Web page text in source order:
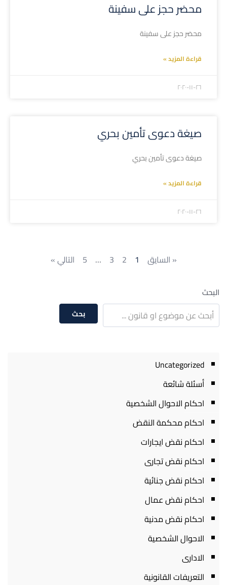
محضر حجز على سفينة
محضر حجز على سفينة
قراءة المزيد »
۲۰۲۰-۱۱-۲٦
صيغة دعوى تأمين بحري
صيغة دعوى تأمين بحري
قراءة المزيد »
۲۰۲۰-۱۱-۲٦
« السايق 1
2
3
…
5 التالي »
البحث
بحث
Uncategorized
أسئلة شائعة
احكام الاحوال الشخصية
احكام محكمة النقض
احكام نقض ايجارات
احكام نقض تجارى
احكام نقض جنائية
احكام نقض عمال
احكام نقض مدنية
الاحوال الشخصية
الادارى
التعريفات القانونية